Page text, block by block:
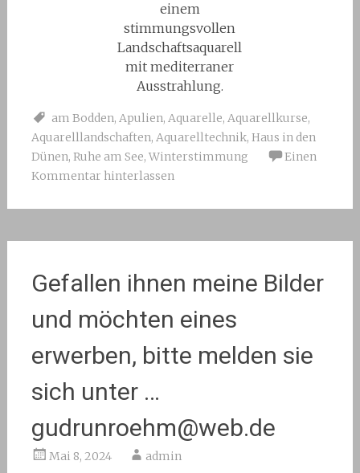
einem
stimmungsvollen
Landschaftsaquarell
mit mediterraner
Ausstrahlung.
am Bodden, Apulien, Aquarelle, Aquarellkurse,
Aquarelllandschaften, Aquarelltechnik, Haus in den
Dünen, Ruhe am See, Winterstimmung
Einen
Kommentar hinterlassen
Gefallen ihnen meine Bilder
und möchten eines
erwerben, bitte melden sie
sich unter …
gudrunroehm@web.de
Mai 8, 2024 admin